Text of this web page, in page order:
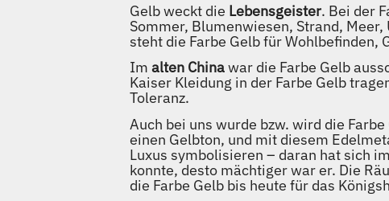
Gelb weckt die Lebensgeister. Bei der
Sommer, Blumenwiesen, Strand,
steht die Farbe Gelb für Wohlbefinden,
Imalten Chinawar die Farbe Gelb
Kaiser Kleidung in der Farbe Gelb
Toleranz.
Auch bei uns wurde bzw. wird die
einen Gelbton, und mit diesem
Luxus symbolisieren – daran hat sich
konnte, desto mächtiger war er. Die
die Farbe Gelb bis heute für das